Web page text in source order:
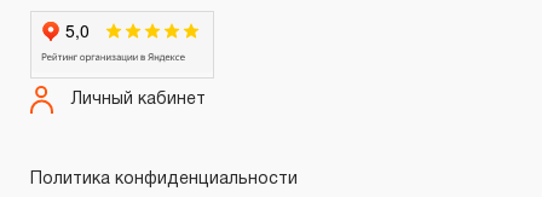
Личный кабинет
Политика конфиденциальности